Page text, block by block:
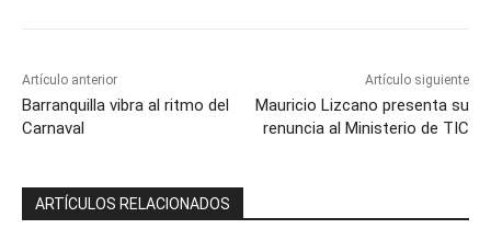
Artículo anterior
Barranquilla vibra al ritmo del
Carnaval
Artículo siguiente
Mauricio Lizcano presenta su
renuncia al Ministerio de TIC
ARTÍCULOS RELACIONADOS